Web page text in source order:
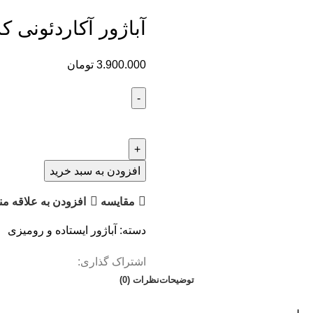
آباژور آکاردئونی کد
3.900.000 تومان
افزودن به سبد خرید
مقايسه افزودن به علاقه
دسته: آباژور ایستاده و رومیزی
اشتراک گذاری:
توضیحاتنظرات (0)